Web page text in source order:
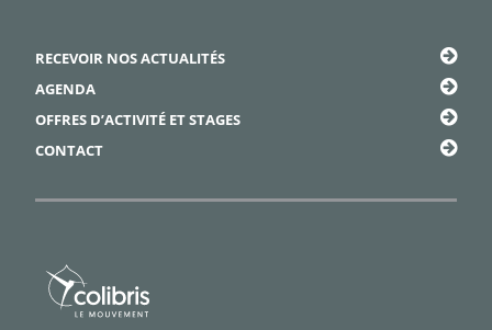
RECEVOIR NOS ACTUALITÉS
AGENDA
OFFRES D’ACTIVITÉ ET STAGES
CONTACT